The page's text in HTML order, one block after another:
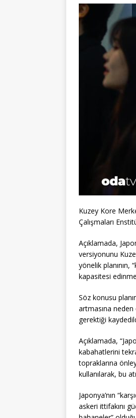
Kuzey Kore
Çalışmaları
Açıklamada,
versiyonunu
yönelik planının,
kapasitesi
Söz konusu
artmasına neden
gerektiği
Açıklamada,
kabahatlerini
topraklarına
kullanılarak, bu
Japonya’nın
askeri ittifakını